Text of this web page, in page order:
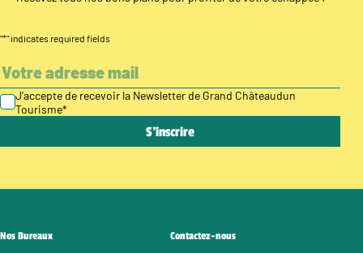
"*" indicates required fields
J’accepte de recevoir la Newsletter de Grand Châteaudun
Tourisme*
Nos Bureaux Contactez-nous